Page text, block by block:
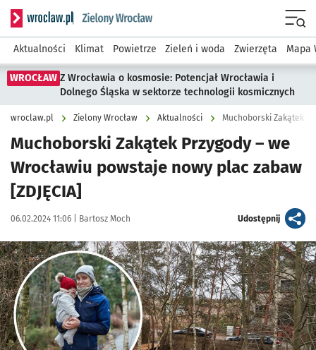
Serwis informacyjny wroclaw.pl podserwis: Środowisko we
Aktualności Klimat Powietrze Zieleń i woda Zwierzęta Mapa
WROCŁAW Z Wrocławia o kosmosie: Potencjał Wrocławia i
Dolnego Śląska w sektorze technologii kosmicznych
wroclaw.pl Zielony Wrocław Aktualności Muchoborski Zakątek
Muchoborski Zakątek Przygody – we
Wrocławiu powstaje nowy plac zabaw
[ZDJĘCIA]
Data publikacji:
06.02.2024 11:06 | Autor:
Bartosz Moch Udostępnijartykuł
Kliknij, aby zobaczyć galerię